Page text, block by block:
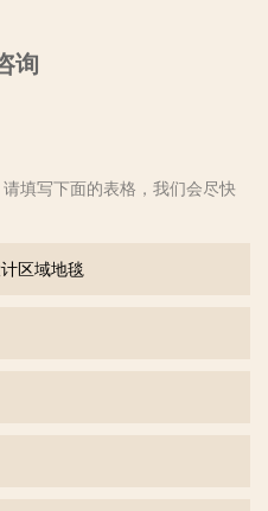
询
填写下面的表格，我们会尽快